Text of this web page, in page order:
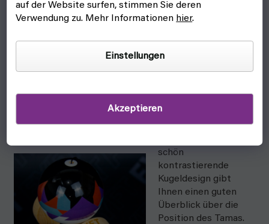
auf der Website surfen, stimmen Sie deren
Verwendung zu. Mehr Informationen hier.
Einstellungen
Akzeptieren
die Form dieses
Kendama selbst
Form
Bodenschale sind vor
allem bei Mondtricks
schön
kontrastierende
Kugeldesign gibt
Ihnen einen guten
Überblick über die
Position des Tamas.